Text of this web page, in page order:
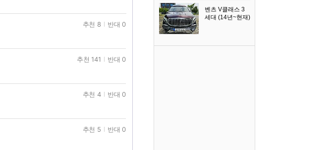
추천 8 반대 0
추천 141 반대 0
추천 4 반대 0
추천 5 반대 0
벤츠 V클래스 3
세대 (14년~현재)